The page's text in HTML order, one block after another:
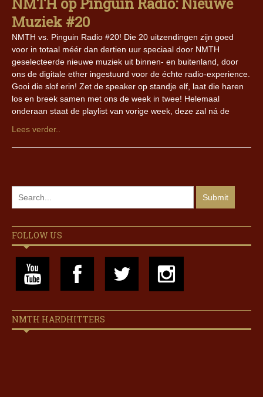
NMTH op Pinguin Radio: Nieuwe
Muziek #20
NMTH vs. Pinguin Radio #20! Die 20 uitzendingen zijn goed
voor in totaal méér dan dertien uur speciaal door NMTH
geselecteerde nieuwe muziek uit binnen- en buitenland, door
ons de digitale ether ingestuurd voor de échte radio-experience.
Gooi die slof erin! Zet de speaker op standje elf, laat die haren
los en breek samen met ons de week in twee! Helemaal
onderaan staat de playlist van vorige week, deze zal ná de
Lees verder..
FOLLOW US
NMTH HARDHITTERS